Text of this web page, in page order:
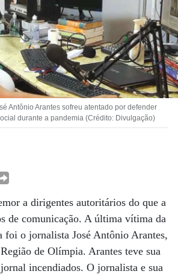
Antônio Arantes sofreu atentado por defender
durante a pandemia (Crédito: Divulgação)
a dirigentes autoritários do que a
de comunicação. A última vítima da
foi o jornalista José Antônio Arantes,
de Olímpia. Arantes teve sua
incendiados. O jornalista e sua